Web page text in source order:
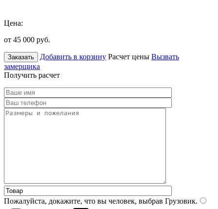
Цена:
от 45 000 руб.
Заказать Добавить в корзину Расчет цены Вызвать
замерщика
Получить расчет
Пожалуйста, докажите, что вы человек, выбрав Грузовик.